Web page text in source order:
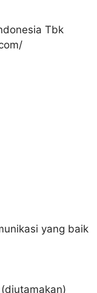
Tbk
yang baik